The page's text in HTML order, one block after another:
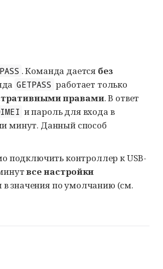
. Команда дается без
GETPASS работает только
правами. В ответ
и пароль для входа в
минут. Данный способ
подключить контроллер к USB-
все настройки
в значения по умолчанию (см.